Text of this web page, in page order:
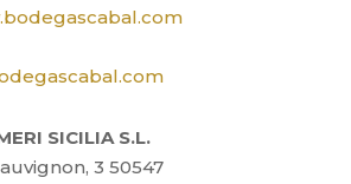
SICILIA S.L.
3 50547